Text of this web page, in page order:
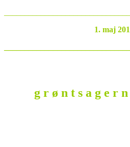
1. maj
g r ø n t s a g e r